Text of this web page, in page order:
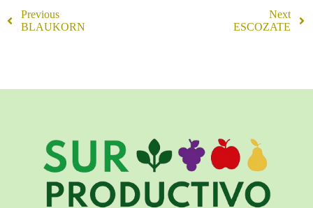
Previous
BLAUKORN
Next
ESCOZATE